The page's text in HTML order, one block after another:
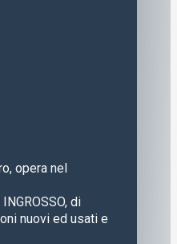
opera nel
di
nuovi ed usati e